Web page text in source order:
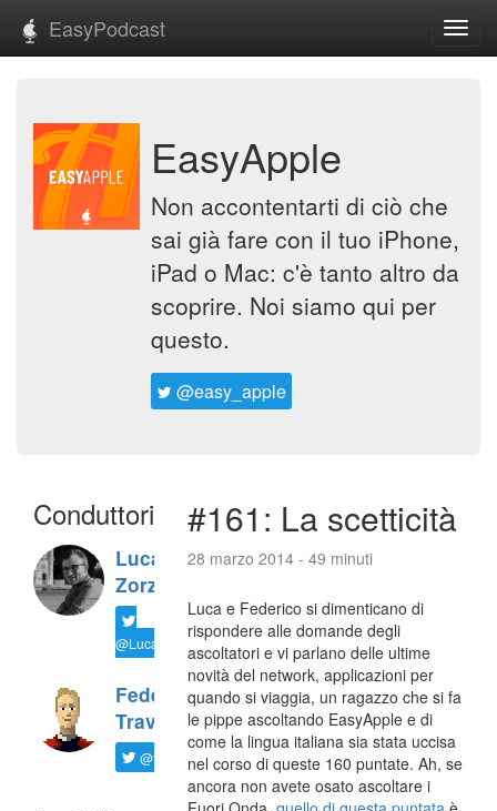
EasyPodcast
EasyApple
Non accontentarti di ciò che
sai già fare con il tuo iPhone,
iPad o Mac: c'è tanto altro da
scoprire. Noi siamo qui per
questo.
@easy_apple
Conduttori
Luca
Zorzi
@LucaTNT
Federico
Travaini
@ftrava
#161: La scetticità
28 marzo 2014 - 49 minuti
Luca e Federico si dimenticano di
rispondere alle domande degli
ascoltatori e vi parlano delle ultime
novità del network, applicazioni per
quando si viaggia, un ragazzo che si fa
le pippe ascoltando EasyApple e di
come la lingua italiana sia stata uccisa
nel corso di queste 160 puntate. Ah, se
ancora non avete osato ascoltare i